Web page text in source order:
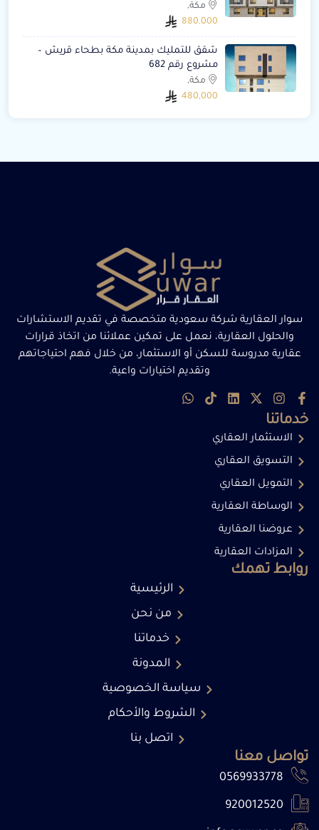
مكة,
880,000
شقق للتمليك بمدينة مكة بطحاء قريش –
مشروع رقم 682
مكة,
480,000
سوار العقارية شركة سعودية متخصصة في تقديم الاستشارات
والحلول العقارية، نعمل على تمكين عملائنا من اتخاذ قرارات
عقارية مدروسة للسكن أو الاستثمار، من خلال فهم احتياجاتهم
وتقديم اختيارات واعية.
روابط تهمك
الرئيسية
من نحن
خدماتنا
المدونة
سياسة الخصوصية
الشروط والأحكام
اتصل بنا
خدماتنا
الاستثمار العقاري
التسويق العقاري
التمويل العقاري
الوساطة العقارية
عروضنا العقارية
المزادات العقارية
تواصل معنا
0569933778
920012520